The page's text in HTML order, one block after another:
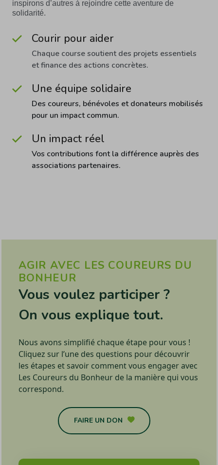
inspirons d’autres à rejoindre cette aventure de
solidarité.
Courir pour aider
Chaque course soutient des projets essentiels
et finance des actions concrètes.
Une équipe solidaire
Des coureurs, bénévoles et donateurs mobilisés
pour un impact commun.
Un impact réel
Vos contributions font la différence auprès des
associations partenaires.
AGIR AVEC LES COUREURS DU
BONHEUR
Vous voulez participer ?
On vous explique tout.
Nous avons simplifié chaque étape pour vous !
Cliquez sur l’une des questions pour découvrir
les étapes et savoir comment vous engager avec
Les Coureurs du Bonheur de la manière qui vous
correspond.
FAIRE UN DON